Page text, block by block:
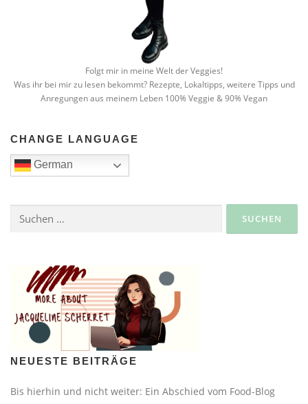
Folgt mir in meine Welt der Veggies!
Was ihr bei mir zu lesen bekommt? Rezepte, Lokaltipps, weitere Tipps und
Anregungen aus meinem Leben 100% Veggie & 90% Vegan
CHANGE LANGUAGE
German
nach:
NEUESTE BEITRÄGE
Bis hierhin und nicht weiter: Ein Abschied vom Food-Blog